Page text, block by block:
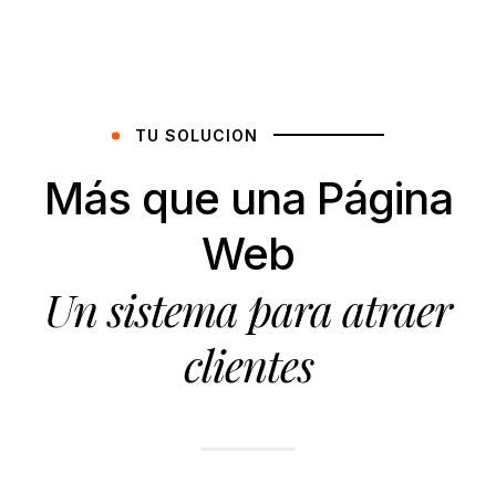
TU SOLUCION
Más que una Página
Web
Un sistema para atraer
clientes